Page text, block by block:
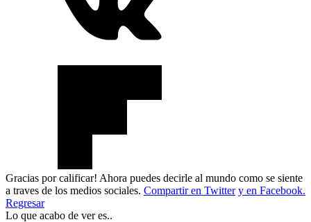
Gracias por calificar! Ahora puedes decirle al mundo como se siente
a traves de los medios sociales. Compartir en Twitter y en Facebook.
Regresar
Lo que acabo de ver es..